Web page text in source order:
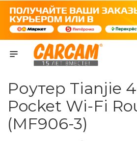
Роутер Tianjie
Pocket Wi-Fi
(MF906-3)